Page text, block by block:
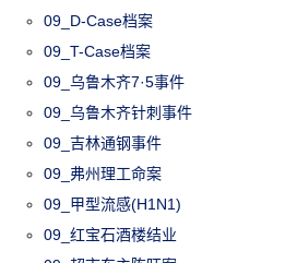
09_D-Case档案
09_T-Case档案
09_乌鲁木齐7·5事件
09_乌鲁木齐针刺事件
09_吉林通钢事件
09_弗州理工命案
09_甲型流感(H1N1)
09_红宝石酒楼结业